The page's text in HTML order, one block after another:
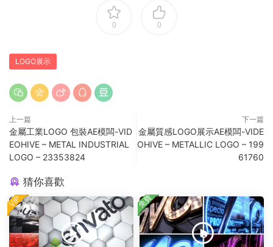
0 0
LOGO展示
上一篇
金屬工業LOGO 包裝AE模闆-VID
EOHIVE – METAL INDUSTRIAL
LOGO – 23353824
下一篇
金屬質感LOGO展示AE模闆-VIDE
OHIVE – METALLIC LOGO – 199
61760
猜你喜歡
VIP 免費